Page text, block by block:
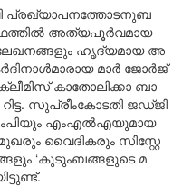
പ്ര​ഖ്യാ​പ​ന​ത്തോ​ട​നു​ബ​
അ​ത്യ​പൂ​ർ​വ​മാ​യ
ഹൃ​ദ്യ​മാ​യ അ​
മാ​ർ ജോ​ർ​ജ്
കാ​തോ​ലി​ക്കാ​ ബാ​
സു​പ്രീം​കോ​ട​തി ജ​ഡ്ജി
എം​എ​ൽ​എ​യു​മാ​യ
വൈ​ദി​ക​രും സി​സ്റ്റേ​
‘കു​ടും​ബ​ങ്ങ​ളു​ടെ മ​